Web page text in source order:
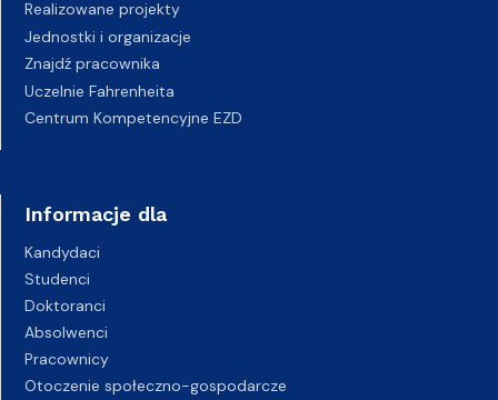
Realizowane projekty
Jednostki i organizacje
Znajdź pracownika
Uczelnie Fahrenheita
Centrum Kompetencyjne EZD
Informacje dla
Kandydaci
Studenci
Doktoranci
Absolwenci
Pracownicy
Otoczenie społeczno-gospodarcze